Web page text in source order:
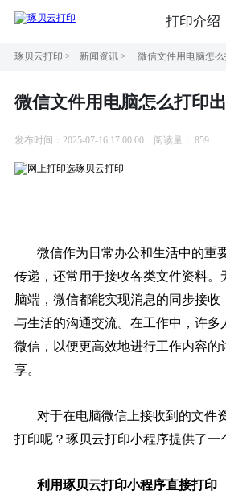
琢贝云打印 > 新闻资讯 > 微信文件用电脑怎
微信文件用电脑怎么打印
发布时间：2025-07-16 17:00:00 阅读量： 859
微信作为日常办公和生活中的重
传递，还常用于接收各类文件资料。
脑端，微信都能实现消息的同步接收
与生活的沟通交流。在工作中，许多
微信，以便更高效地进行工作内容的
享。
对于在电脑微信上接收到的文件
打印呢？琢贝云打印小程序提供了一
利用琢贝云打印小程序直接打印
打印介绍